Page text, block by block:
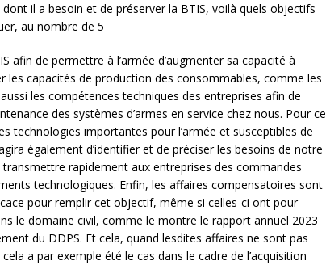
il a besoin et de préserver la BTIS, voilà quels objectifs
au nombre de 5
afin de permettre à l’armée d’augmenter sa capacité à
les capacités de production des consommables, comme les
les compétences techniques des entreprises afin de
des systèmes d’armes en service chez nous. Pour ce
technologies importantes pour l’armée et susceptibles de
également d’identifier et de préciser les besoins de notre
rapidement aux entreprises des commandes
technologiques. Enfin, les affaires compensatoires sont
pour remplir cet objectif, même si celles-ci ont pour
le domaine civil, comme le montre le rapport annuel 2023
du DDPS. Et cela, quand lesdites affaires ne sont pas
a par exemple été le cas dans le cadre de l’acquisition